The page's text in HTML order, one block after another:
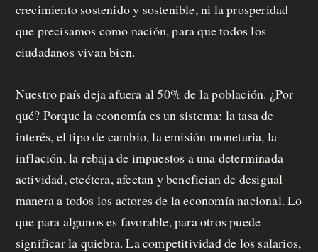
crecimiento sostenido y sostenible, ni la prosperidad
que precisamos como nación, para que todos los
ciudadanos vivan bien.
Nuestro país deja afuera al 50% de la población. ¿Por
qué? Porque la economía es un sistema: la tasa de
interés, el tipo de cambio, la emisión monetaria, la
inflación, la rebaja de impuestos a una determinada
actividad, etcétera, afectan y benefician de desigual
manera a todos los actores de la economía nacional. Lo
que para algunos es favorable, para otros puede
significar la quiebra. La competitividad de los salarios,